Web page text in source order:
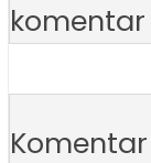
komentar
Komentar